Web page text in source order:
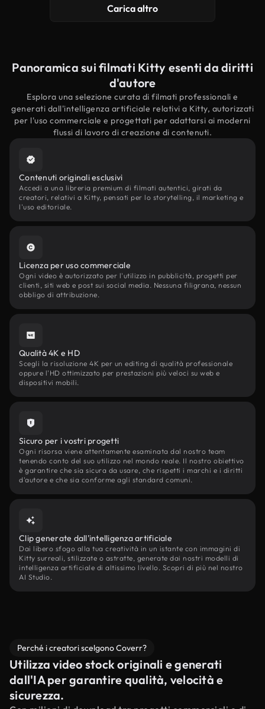
Carica altro
Panoramica sui filmati Kitty esenti da diritti
d'autore
Esplora una selezione curata di filmati professionali e
generati dall'intelligenza artificiale relativi a Kitty, autorizzati
per l'uso commerciale e progettati per adattarsi ai moderni
flussi di lavoro di creazione di contenuti.
Contenuti originali esclusivi
Accedi a una libreria premium di filmati autentici, girati da
creatori, relativi a Kitty, pensati per lo storytelling, il marketing e
l'uso editoriale.
Licenza per uso commerciale
Ogni video è autorizzato per l'utilizzo in pubblicità, progetti per
clienti, siti web e post sui social media. Nessuna filigrana, nessun
obbligo di attribuzione.
Qualità 4K e HD
Scegli la risoluzione 4K per un editing di qualità professionale
oppure l'HD ottimizzato per prestazioni più veloci su web e
dispositivi mobili.
Sicuro per i vostri progetti
Ogni risorsa viene attentamente esaminata dal nostro team
tenendo conto del suo utilizzo nel mondo reale. Il nostro obiettivo
è garantire che sia sicura da usare, che rispetti i marchi e i diritti
d'autore e che sia conforme agli standard comuni.
Clip generate dall'intelligenza artificiale
Dai libero sfogo alla tua creatività in un istante con immagini di
Kitty surreali, stilizzate o astratte, generate dai nostri modelli di
intelligenza artificiale di altissimo livello. Scopri di più nel nostro
AI Studio.
Perché i creatori scelgono Coverr?
Utilizza video stock originali e generati
dall'IA per garantire qualità, velocità e
sicurezza.